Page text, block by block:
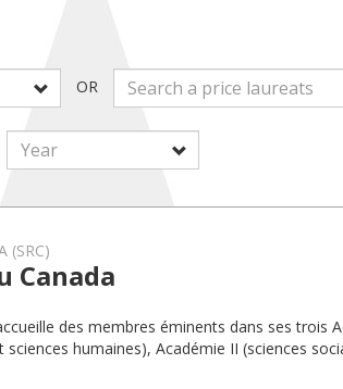
OR
(SRC)
Canada
des membres éminents dans ses trois
humaines), Académie II (sciences